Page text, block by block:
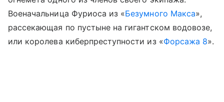
Военачальница Фуриоса из «Безумного Макса»,
рассекающая по пустыне на гигантском водовозе,
или королева киберпреступности из «Форсажа 8».